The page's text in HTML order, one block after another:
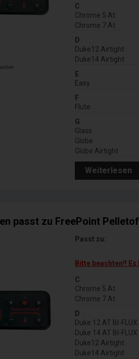
C
Chrome 5 At
Chrome 7 At
D
Duke12 Airtight
Duke14 Airtight
E
Easy
F
Flute
G
Glass
Globe
Globe Airtight
Weiterlesen
passt zu FreePoint
Passt zu:
Bitte beachten!!
C
Chrome 5 At
Chrome 7 At
D
Duke 12 AT BI-FLUX
Duke 14 AT BI-FLUX
Duke12 Airtight
Duke14 Airtight